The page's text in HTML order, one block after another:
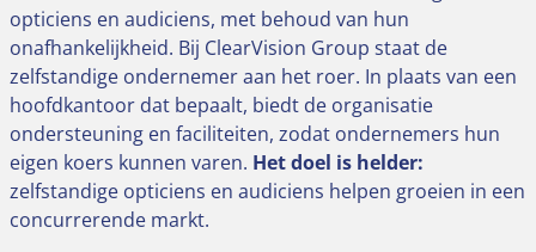
opticiens en audiciens, met behoud van hun
onafhankelijkheid. Bij ClearVision Group staat de
zelfstandige ondernemer aan het roer. In plaats van een
hoofdkantoor dat bepaalt, biedt de organisatie
ondersteuning en faciliteiten, zodat ondernemers hun
eigen koers kunnen varen. Het doel is helder:
zelfstandige opticiens en audiciens helpen groeien in een
concurrerende markt.